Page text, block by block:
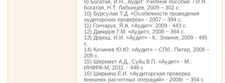
9) Богатая, И.Н., Аудит: Учебное пособие. / И.Н.
Богатая, Н.Т. Лабынцев, 2009 – 302 с.
10) Бурсулая Т.Д. «Особенности проведения
аудиторских проверок» - 2007 – 394 с.
11) Гончарук, Я.А. «Аудит»: 2009 - 443 с.
12) Давидов Г.М. «Аудит», 2008 – 364 с.
13) Дорош, Н.И. «Аудит» - К.: Знання, 2009 - 495
с.
14) Кочинев Ю.Ю. «Аудит» – СПб.: Питер, 2008 –
209 с.
15) Шеремет А.Д., Суйц В.П. «Аудит» - М.:
ИНФРА-М, 2011. - 448 с
16) Ширкина Е.И. «Аудиторская проверка
внешних расчетных операций» - 2008г. – 354 с.